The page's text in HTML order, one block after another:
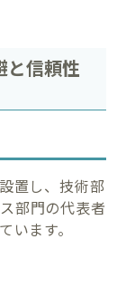
と信頼性
置し、技術部
部門の代表者
います。